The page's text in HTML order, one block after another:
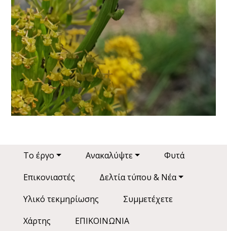
Main navigation
Το έργο Ανακαλύψτε
Φυτά
Επικονιαστές
Δελτία τύπου & Νέα
Υλικό τεκμηρίωσης
Συμμετέχετε
Χάρτης
ΕΠΙΚΟΙΝΩΝΙΑ